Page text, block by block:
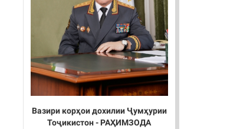
Вазири корҳои дохилии Ҷумҳурии
Тоҷикистон - РАҲИМЗОДА